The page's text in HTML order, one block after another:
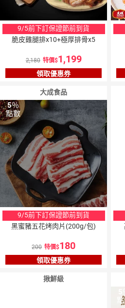
9/5前下訂保證節前到貨
脆皮雞腿排x10+極厚排骨x5
2,180 特價 1,199
領取優惠券
大成食品
5％
點數
9/5前下訂保證節前到貨
黑蜜豬五花烤肉片(200g/包)
200 特價 180
領取優惠券
揪鮮級